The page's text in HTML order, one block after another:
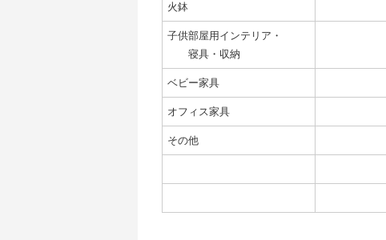
火鉢
子供部屋用インテリア・
寝具・収納
ベビー家具
オフィス家具
その他